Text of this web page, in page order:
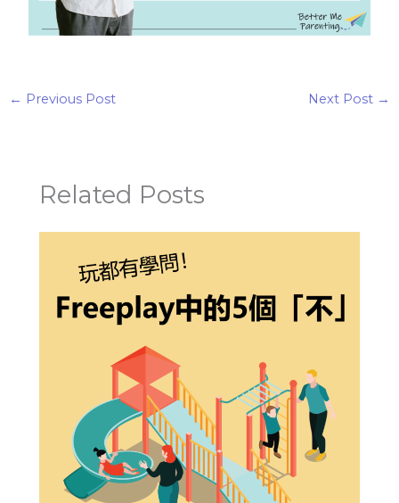
← Previous Post Next Post →
Related Posts